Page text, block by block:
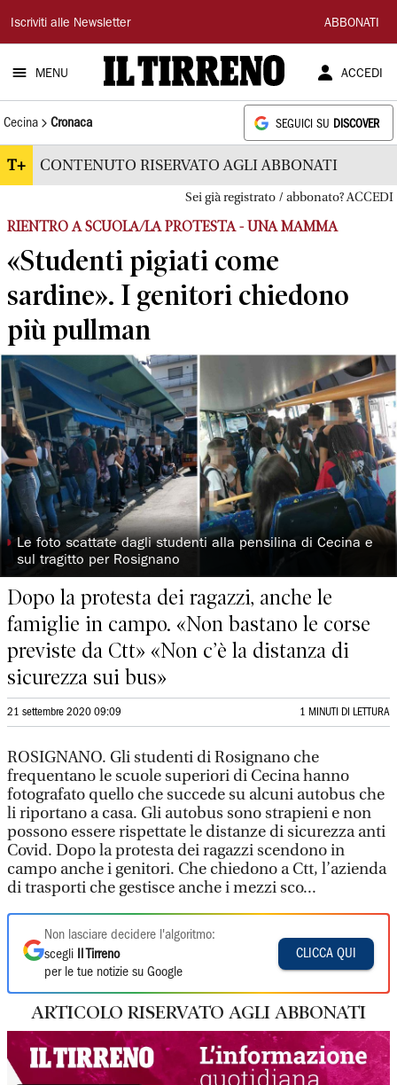
Il
Tirreno
Iscriviti alle Newsletter ABBONATI
MENU ACCEDI
Cecina Cronaca SEGUICI SU DISCOVER
T+ CONTENUTO RISERVATO AGLI ABBONATI
Sei già registrato / abbonato? ACCEDI
RIENTRO A SCUOLA/LA PROTESTA - UNA MAMMA
«Studenti pigiati come
sardine». I genitori chiedono
più pullman
◗ Le foto scattate dagli studenti alla pensilina di Cecina e
sul tragitto per Rosignano
Dopo la protesta dei ragazzi, anche le
famiglie in campo. «Non bastano le corse
previste da Ctt» «Non c’è la distanza di
sicurezza sui bus»
21 settembre 2020 09:09 1 MINUTI DI LETTURA
ROSIGNANO. Gli studenti di Rosignano che
frequentano le scuole superiori di Cecina hanno
fotografato quello che succede su alcuni autobus che
li riportano a casa. Gli autobus sono strapieni e non
possono essere rispettate le distanze di sicurezza anti
Covid. Dopo la protesta dei ragazzi scendono in
campo anche i genitori. Che chiedono a Ctt, l’azienda
di trasporti che gestisce anche i mezzi sco...
Non lasciare decidere l'algoritmo:
scegli
Il Tirreno
per le tue notizie su Google
CLICCA QUI
ARTICOLO RISERVATO AGLI ABBONATI